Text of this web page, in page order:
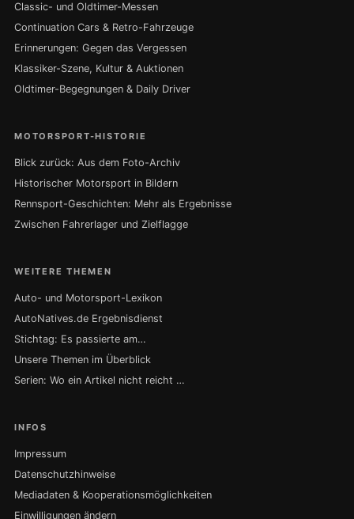
Classic- und Oldtimer-Messen
Continuation Cars & Retro-Fahrzeuge
Erinnerungen: Gegen das Vergessen
Klassiker-Szene, Kultur & Auktionen
Oldtimer-Begegnungen & Daily Driver
MOTORSPORT-HISTORIE
Blick zurück: Aus dem Foto-Archiv
Historischer Motorsport in Bildern
Rennsport-Geschichten: Mehr als Ergebnisse
Zwischen Fahrerlager und Zielflagge
WEITERE THEMEN
Auto- und Motorsport-Lexikon
AutoNatives.de Ergebnisdienst
Stichtag: Es passierte am…
Unsere Themen im Überblick
Serien: Wo ein Artikel nicht reicht …
INFOS
Impressum
Datenschutzhinweise
Mediadaten & Kooperationsmöglichkeiten
Einwilligungen ändern